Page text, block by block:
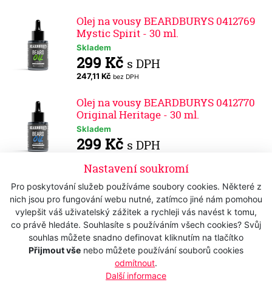
Nastavení soukromí
Pro poskytování služeb používáme soubory cookies. Některé z
nich jsou pro fungování webu nutné, zatímco jiné nám pomohou
vylepšit váš uživatelský zážitek a rychleji vás navést k tomu,
co právě hledáte. Souhlasíte s používáním všech cookies? Svůj
souhlas můžete snadno definovat kliknutím na tlačítko
Přijmout vše nebo můžete používání souborů cookies
odmítnout.
Další informace
Olej na vousy BEARDBURYS 0412769
Mystic Spirit - 30 ml.
Skladem
299 Kč s DPH
247,11 Kč bez DPH
Olej na vousy BEARDBURYS 0412770
Original Heritage - 30 ml.
Skladem
299 Kč s DPH
Olej na vousy BEARDBURYS 0412505
Origenial´s - 30 ml.
Skladem
299 Kč s DPH
247,11 Kčbez DPH
Olej na vousy BEARDBURYS Beard Oil
- barber balení 150 ml